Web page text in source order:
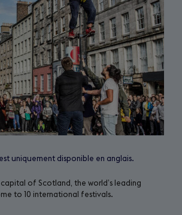
a
b
)
uniquement disponible en anglais.
capital of Scotland, the world’s leading
to 10 international festivals.